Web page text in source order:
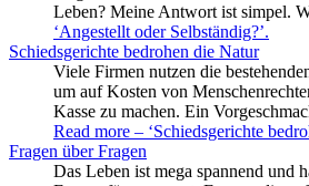
Leben? Meine Antwort ist simpel.
‘Angestellt oder Selbständig?’.
Schiedsgerichte bedrohen die Natur
Viele Firmen nutzen die
um auf Kosten von
Kasse zu machen. Ein
Read more – ‘Schiedsgerichte
Fragen über Fragen
Das Leben ist mega spannend und